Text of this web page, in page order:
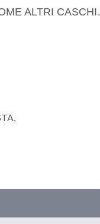
ALTRI